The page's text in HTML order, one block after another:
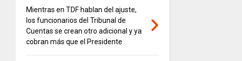
Mientras en TDF hablan del ajuste,
los funcionarios del Tribunal de
Cuentas se crean otro adicional y ya
cobran más que el Presidente